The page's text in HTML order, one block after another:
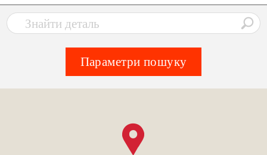
Параметри пошуку